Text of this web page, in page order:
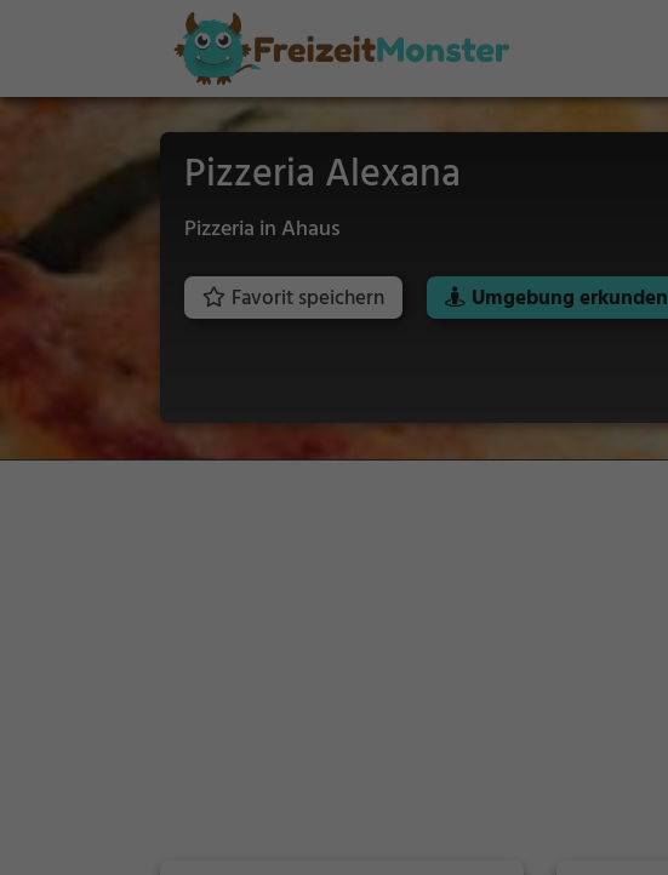
Pizzeria Alexana
Pizzeria in Ahaus
Favorit speichern Umgebung erkunden